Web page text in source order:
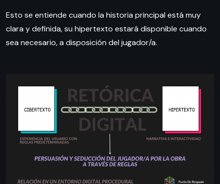
Esto se entiende cuando la historia principal está muy
clara y definida, su hipertexto estará disponible cuando
sea necesario, a disposición del jugador/a.